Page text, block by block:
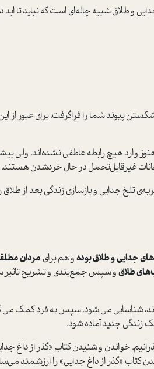
و طلاق شبيه چاله‌اي است که نبايد تا
پيوند شما را فراگرفت، براي عبور از
وارد هيچ رابطه‌ عاطفي نشده‌اند. ولي
غير‌قابل‌تحمل در حال خرد‌شدن هستند.
تلخ جدايي و بازسازي زندگي بعد از
جدايي و طلاق بودهو هم براي مردان
طلاقو سپس جمع‌بندي و تشريح
شناسايي مي شود. سپس به فرد کمک مي
زندگي جديد آماده شود.
خواندن و شنيدن کتاب «گذر از داغ
«گذر از داغ جدايي» را ارزشمند